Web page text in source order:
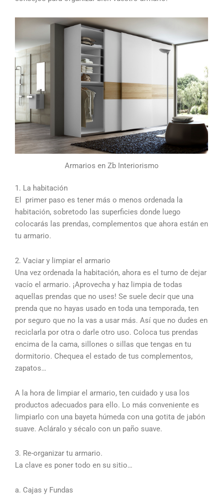
Armarios en Zb Interiorismo
1. La habitación
El primer paso es tener más o menos ordenada la
habitación, sobretodo las superficies donde luego
colocarás las prendas, complementos que ahora están en
tu armario.
2. Vaciar y limpiar el armario
Una vez ordenada la habitación, ahora es el turno de dejar
vacío el armario. ¡Aprovecha y haz limpia de todas
aquellas prendas que no uses! Se suele decir que una
prenda que no hayas usado en toda una temporada, ten
por seguro que no la vas a usar más. Así que no dudes en
reciclarla por otra o darle otro uso. Coloca tus prendas
encima de la cama, sillones o sillas que tengas en tu
dormitorio. Chequea el estado de tus complementos,
zapatos…
A la hora de limpiar el armario, ten cuidado y usa los
productos adecuados para ello. Lo más conveniente es
limpiarlo con una bayeta húmeda con una gotita de jabón
suave. Acláralo y sécalo con un paño suave.
3. Re-organizar tu armario.
La clave es poner todo en su sitio…
a. Cajas y Fundas